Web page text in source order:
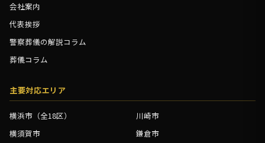
会社案内
代表挨拶
警察葬儀の解説コラム
葬儀コラム
主要対応エリア
横浜市（全18区）
川崎市
横須賀市
鎌倉市